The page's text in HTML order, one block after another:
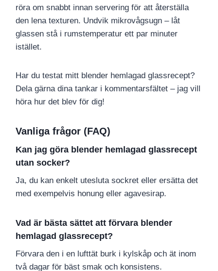
röra om snabbt innan servering för att återställa
den lena texturen. Undvik mikrovågsugn – låt
glassen stå i rumstemperatur ett par minuter
istället.
Har du testat mitt blender hemlagad glassrecept?
Dela gärna dina tankar i kommentarsfältet – jag vill
höra hur det blev för dig!
Vanliga frågor (FAQ)
Kan jag göra blender hemlagad glassrecept
utan socker?
Ja, du kan enkelt utesluta sockret eller ersätta det
med exempelvis honung eller agavesirap.
Vad är bästa sättet att förvara blender
hemlagad glassrecept?
Förvara den i en lufttät burk i kylskåp och ät inom
två dagar för bäst smak och konsistens.